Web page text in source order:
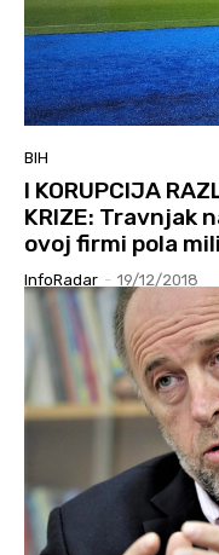
BIH
I KORUPCIJA
KRIZE: Travnjak
ovoj firmi pola
InfoRadar - 19/12/2018